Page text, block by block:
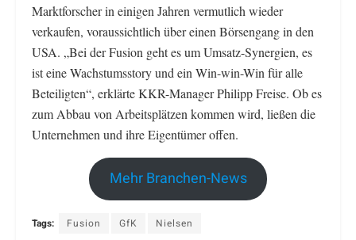
Marktforscher in einigen Jahren vermutlich wieder
verkaufen, voraussichtlich über einen Börsengang in den
USA. „Bei der Fusion geht es um Umsatz-Synergien, es
ist eine Wachstumsstory und ein Win-win-Win für alle
Beteiligten“, erklärte KKR-Manager Philipp Freise. Ob es
zum Abbau von Arbeitsplätzen kommen wird, ließen die
Unternehmen und ihre Eigentümer offen.
Mehr Branchen-News
Tags: Fusion GfK Nielsen